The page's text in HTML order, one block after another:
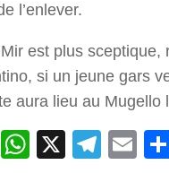
l’enlever.
est plus sceptique,
si un jeune gars
aura lieu au Mugello
Facebook
WhatsApp
X